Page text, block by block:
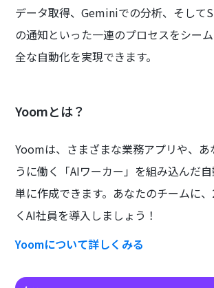
データ取得、Geminiでの分析、そして
の通知といった一連のプロセスをシー
全な自動化を実現できます。
Yoomとは？
Yoomは、さまざまな業務アプリや、あ
うに働く「AIワーカー」を組み込んだ
単に作成できます。あなたのチームに
くAI社員を導入しましょう！
Yoomについて詳しくみる